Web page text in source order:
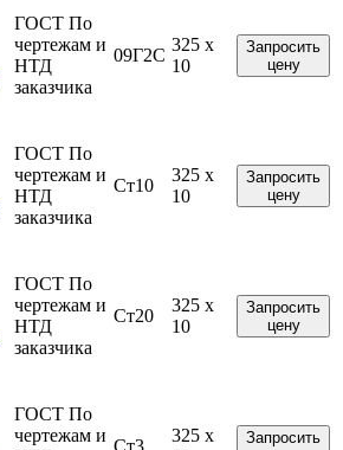
ГОСТ По
чертежам и
НТД
заказчика
09Г2С
325 x
10
Запросить
цену
ГОСТ По
чертежам и
НТД
заказчика
Ст10
325 x
10
Запросить
цену
ГОСТ По
чертежам и
НТД
заказчика
Ст20
325 x
10
Запросить
цену
ГОСТ По
чертежам и
Ст3
325 x
Запросить